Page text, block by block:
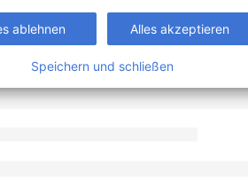
ablehnen Alles akzeptieren
Speichern und schließen